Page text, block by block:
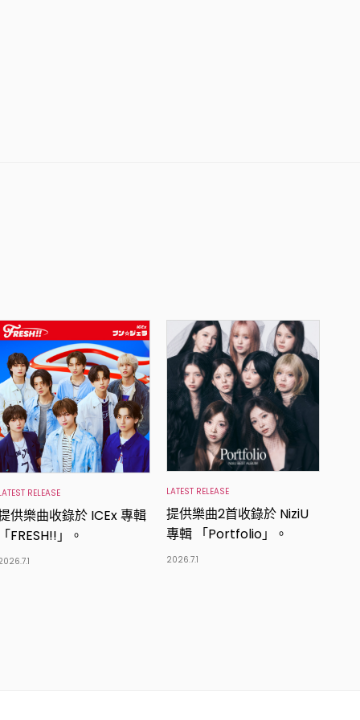
RELEASE
供樂曲收錄於 ICEx 專輯
「FRESH!!」。
LATEST RELEASE
提供樂曲2首收錄於 NiziU
專輯 「Portfolio」。
2026.7.1